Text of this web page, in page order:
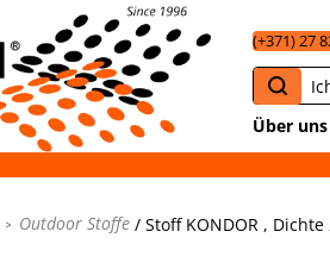
(+371) 27
Über uns
Outdoor Stoffe / Stoff KONDOR ,